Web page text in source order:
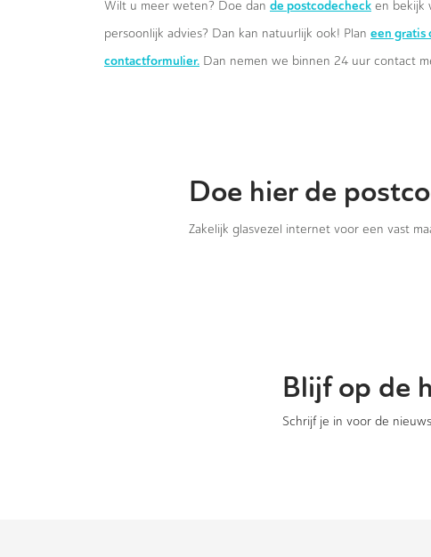
Wilt u meer weten? Doe dan de postcodecheck en bekijk
persoonlijk advies? Dan kan natuurlijk ook! Plan een gratis
contactformulier. Dan nemen we binnen 24 uur contact
Doe hier de
Zakelijk glasvezel internet voor een vast
Blijf op de
Schrijf je in voor de